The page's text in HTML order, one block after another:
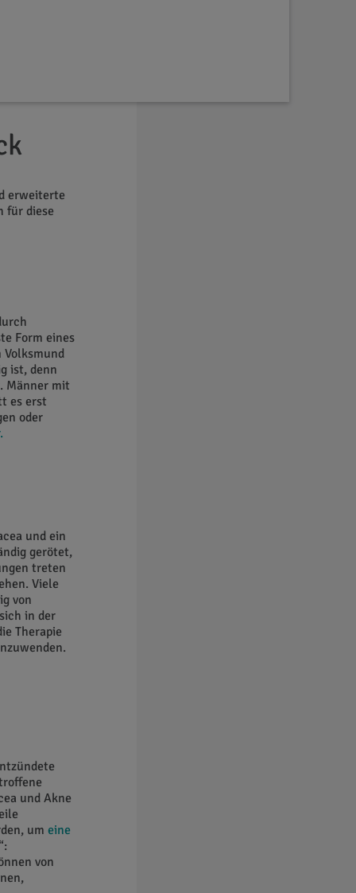
erweiterte
für diese
Form eines
Volksmund
ist, denn
Männer mit
es erst
oder
und ein
gerötet,
treten
Viele
von
in der
Therapie
und Akne
um eine
von